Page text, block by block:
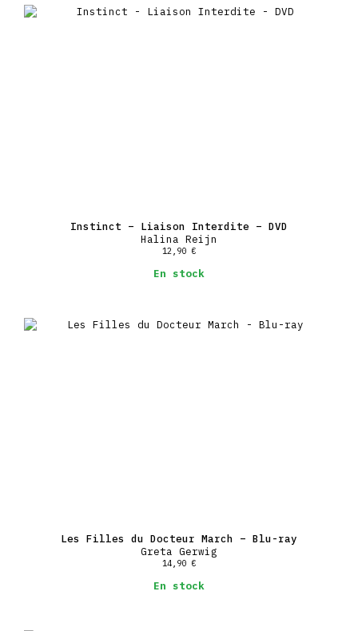
Instinct – Liaison Interdite – DVD
Halina Reijn
12,90 €
En stock
Les Filles du Docteur March – Blu-ray
Greta Gerwig
14,90 €
En stock